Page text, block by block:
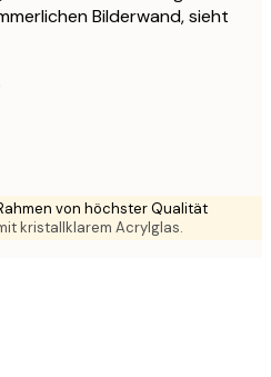
Bilderwand, sieht
von höchster Qualität
kristallklarem Acrylglas.